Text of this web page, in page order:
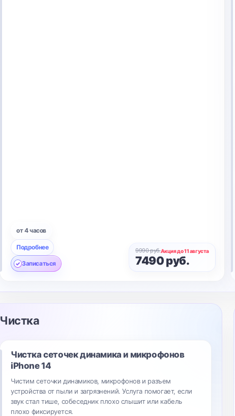
от 4 часов
Подробнее
Записаться
9990 руб.Акция до 11 августа
7490 руб.
Чистка
Чистка сеточек динамика и микрофонов
iPhone 14
Чистим сеточки динамиков, микрофонов и разъем
устройства от пыли и загрязнений. Услуга помогает, если
звук стал тише, собеседник плохо слышит или кабель
плохо фиксируется.